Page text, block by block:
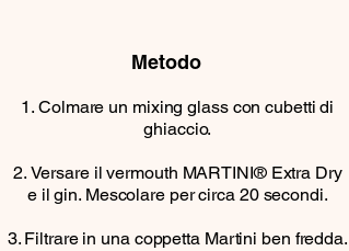
Metodo
Colmare un mixing glass con cubetti di
ghiaccio.
Versare il vermouth MARTINI® Extra Dry
e il gin. Mescolare per circa 20 secondi.
Filtrare in una coppetta Martini ben fredda.